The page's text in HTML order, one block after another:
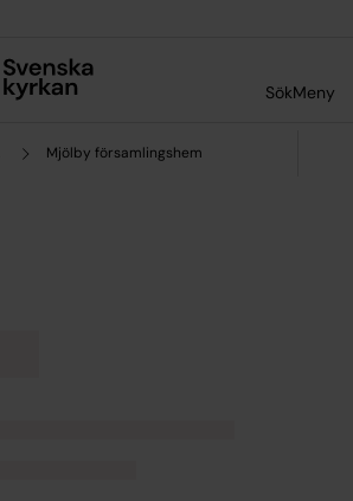
SökMeny
Mjölby församlingshem